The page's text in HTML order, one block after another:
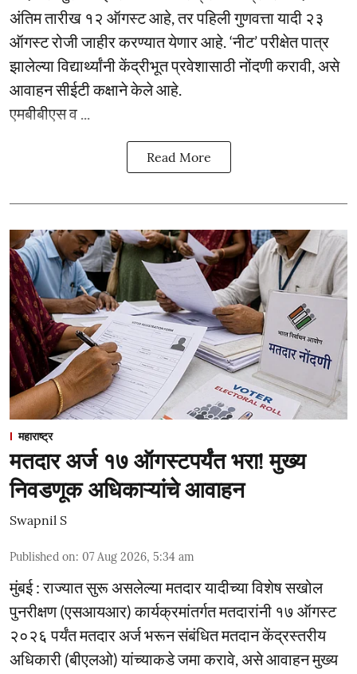
अंतिम तारीख १२ ऑगस्ट आहे, तर पहिली गुणवत्ता यादी २३
ऑगस्ट रोजी जाहीर करण्यात येणार आहे. ‘नीट’ परीक्षेत पात्र
झालेल्या विद्यार्थ्यांनी केंद्रीभूत प्रवेशासाठी नोंदणी करावी, असे
आवाहन सीईटी कक्षाने केले आहे.
एमबीबीएस व ...
Read More
महाराष्ट्र
मतदार अर्ज १७ ऑगस्टपर्यंत भरा! मुख्य
निवडणूक अधिकाऱ्यांचे आवाहन
Swapnil S
Published on: 07 Aug 2026, 5:34 am
मुंबई : राज्यात सुरू असलेल्या मतदार यादीच्या विशेष सखोल
पुनरीक्षण (एसआयआर) कार्यक्रमांतर्गत मतदारांनी १७ ऑगस्ट
२०२६ पर्यंत मतदार अर्ज भरून संबंधित मतदान केंद्रस्तरीय
अधिकारी (बीएलओ) यांच्याकडे जमा करावे, असे आवाहन मुख्य